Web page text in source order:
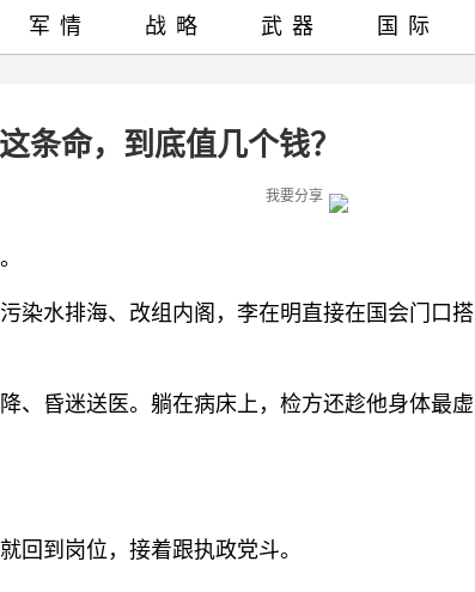
条命，到底值几个钱？
我要分享
染水排海、改组内阁，李在明直接在国会门口搭
、昏迷送医。躺在病床上，检方还趁他身体最虚
回到岗位，接着跟执政党斗。
军情 战略 武器 国际